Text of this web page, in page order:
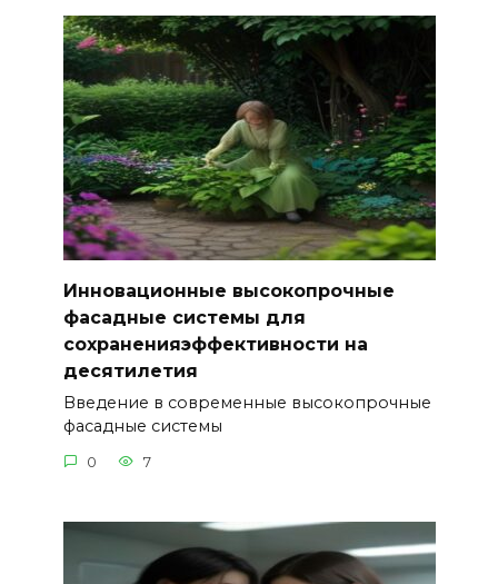
Инновационные высокопрочные
фасадные системы для
сохраненияэффективности на
десятилетия
Введение в современные высокопрочные
фасадные системы
0 7